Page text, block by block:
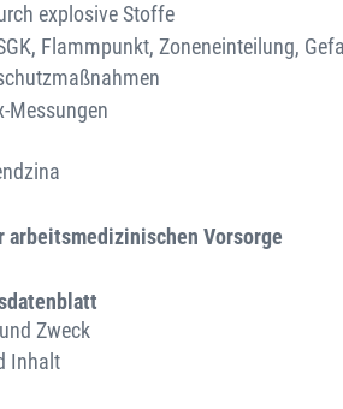
explosive Stoffe
Flammpunkt, Zoneneinteilung,
Messungen
arbeitsmedizinischen Vorsorge
Zweck
Inhalt